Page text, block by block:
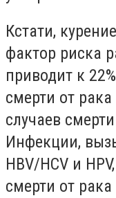
Кстати,
фактор риска
приводит к
смерти от
случаев
Инфекции,
HBV/HCV и
смерти от